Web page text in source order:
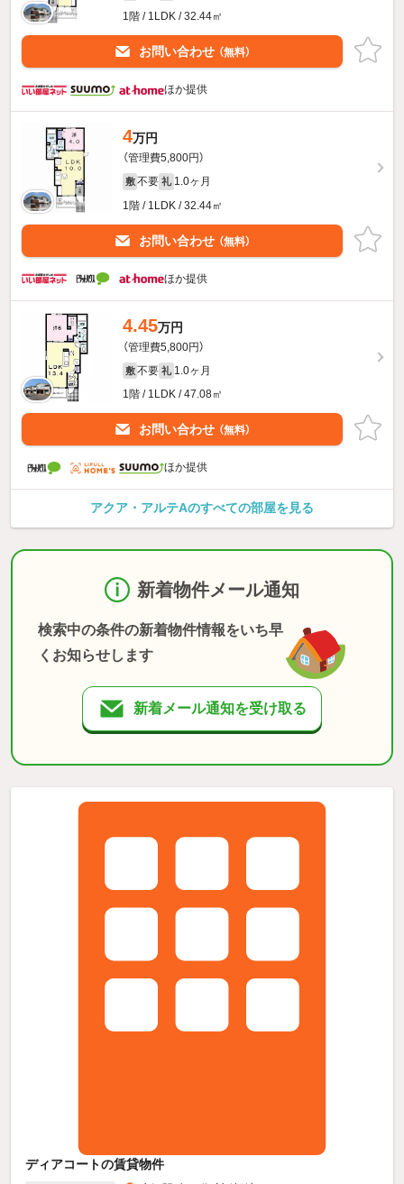
1階 / 1LDK / 32.44㎡
お問い合わせ （無料）
ほか提供
4万円
（管理費5,800円）
敷 不要 礼 1.0ヶ月
1階 / 1LDK / 32.44㎡
お問い合わせ （無料）
ほか提供
4.45万円
（管理費5,800円）
敷 不要 礼 1.0ヶ月
1階 / 1LDK / 47.08㎡
お問い合わせ （無料）
ほか提供
アクア・アルテAのすべての部屋を見る
新着物件メール通知
検索中の条件の新着物件情報をいち早
くお知らせします
新着メール通知を受け取る
ディアコートの賃貸物件